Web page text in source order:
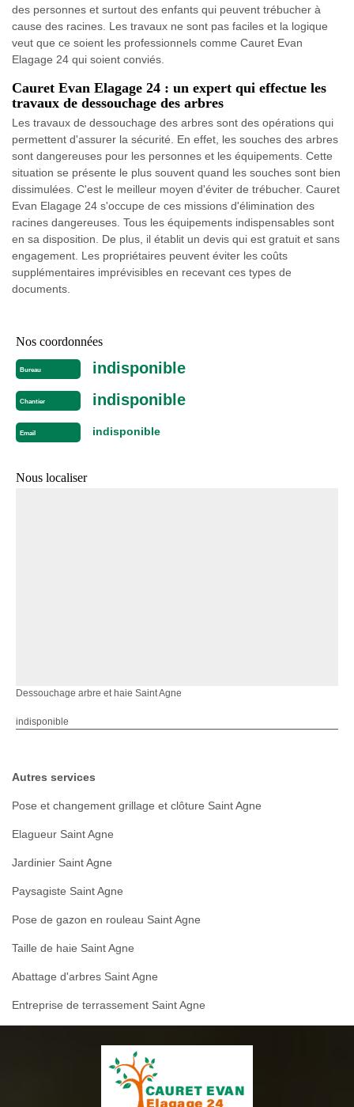
des personnes et surtout des enfants qui peuvent trébucher à
cause des racines. Les travaux ne sont pas faciles et la logique
veut que ce soient les professionnels comme Cauret Evan
Elagage 24 qui soient conviés.
Cauret Evan Elagage 24 : un expert qui effectue les
travaux de dessouchage des arbres
Les travaux de dessouchage des arbres sont des opérations qui
permettent d'assurer la sécurité. En effet, les souches des arbres
sont dangereuses pour les personnes et les équipements. Cette
situation se présente le plus souvent quand les souches sont bien
dissimulées. C'est le meilleur moyen d'éviter de trébucher. Cauret
Evan Elagage 24 s'occupe de ces missions d'élimination des
racines dangereuses. Tous les équipements indispensables sont
en sa disposition. De plus, il établit un devis qui est gratuit et sans
engagement. Les propriétaires peuvent éviter les coûts
supplémentaires imprévisibles en recevant ces types de
documents.
Nos coordonnées
Bureau indisponible
Chantier indisponible
Email indisponible
Nous localiser
Dessouchage arbre et haie Saint Agne
indisponible
Autres services
Pose et changement grillage et clôture Saint Agne
Elagueur Saint Agne
Jardinier Saint Agne
Paysagiste Saint Agne
Pose de gazon en rouleau Saint Agne
Taille de haie Saint Agne
Abattage d'arbres Saint Agne
Entreprise de terrassement Saint Agne